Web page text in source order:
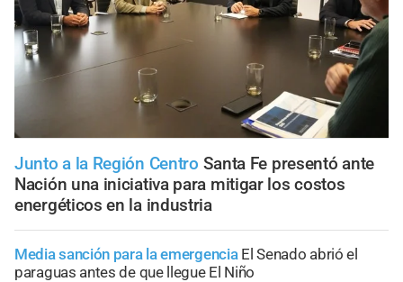
Junto a la Región Centro Santa Fe presentó ante
Nación una iniciativa para mitigar los costos
energéticos en la industria
Media sanción para la emergencia El Senado abrió el
paraguas antes de que llegue El Niño